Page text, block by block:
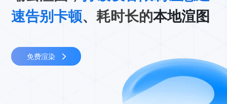
速告别卡顿、耗时长的本地渲图
免费渲染